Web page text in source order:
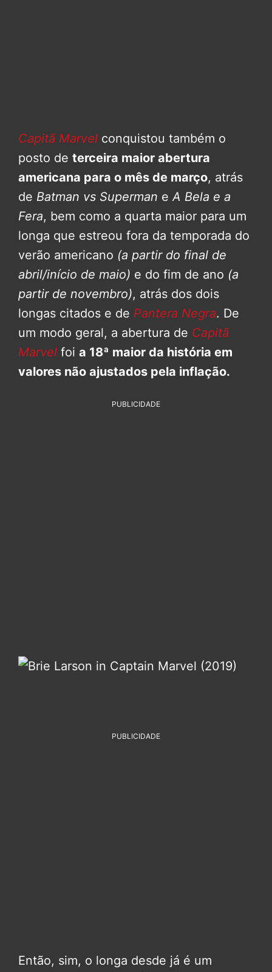
Capitã Marvel conquistou também o
posto de terceira maior abertura
americana para o mês de março, atrás
de Batman vs Superman eA Bela e a
Fera, bem como a quarta maior para um
longa que estreou fora da temporada do
verão americano (a partir do final de
abril/início de maio) e do fim de ano (a
partir de novembro), atrás dos dois
longas citados e de Pantera Negra. De
um modo geral, a abertura de Capitã
Marvel foi a 18ª maior da história em
valores não ajustados pela inflação.
PUBLICIDADE
PUBLICIDADE
Então, sim, o longa desde já é um